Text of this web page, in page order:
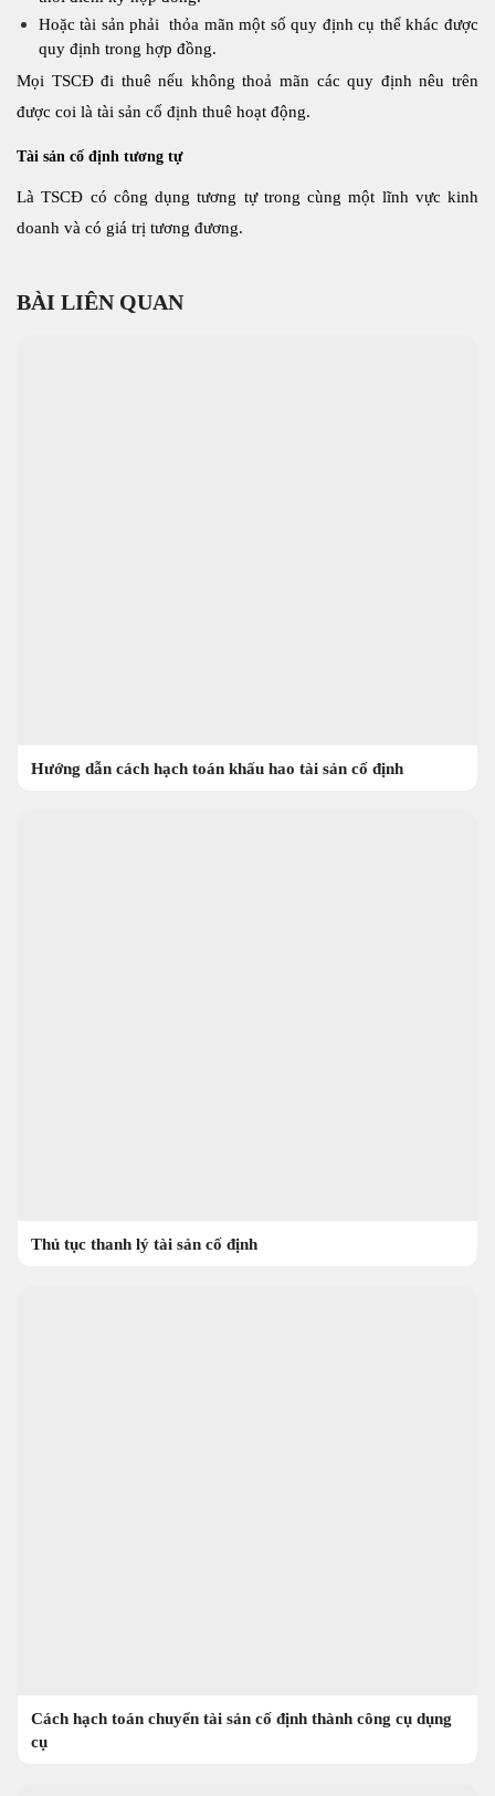
Hoặc tài sản phải thỏa mãn một số quy định cụ thể khác được
quy định trong hợp đồng.
Mọi TSCĐ đi thuê nếu không thoả mãn các quy định nêu trên
được coi là tài sản cố định thuê hoạt động.
Tài sản cố định tương tự
Là TSCĐ có công dụng tương tự trong cùng một lĩnh vực kinh
doanh và có giá trị tương đương.
BÀI LIÊN QUAN
Hướng dẫn cách hạch toán khấu hao tài sản cố định
Thủ tục thanh lý tài sản cố định
Cách hạch toán chuyển tài sản cố định thành công cụ dụng
cụ